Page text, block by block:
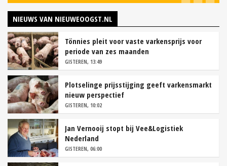
NIEUWS VAN NIEUWEOOGST.NL
Tönnies pleit voor vaste varkensprijs voor
periode van zes maanden
GISTEREN, 13:49
Plotselinge prijsstijging geeft varkensmarkt
nieuw perspectief
GISTEREN, 10:02
Jan Vernooij stopt bij Vee&Logistiek
Nederland
GISTEREN, 06:00